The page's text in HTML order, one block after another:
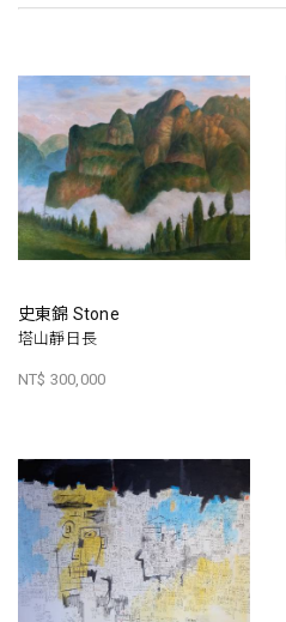
史東錦 Stone
塔山靜日長
NT$ 300,000